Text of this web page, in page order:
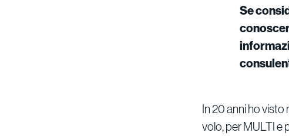
Se
In 20 anni ho
volo, per MULTI e